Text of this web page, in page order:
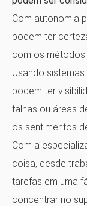
Com autonomia
podem ter
com os métodos
Usando
podem ter
falhas ou áreas
os sentimentos
Com a
coisa, desde
tarefas em uma
concentrar no